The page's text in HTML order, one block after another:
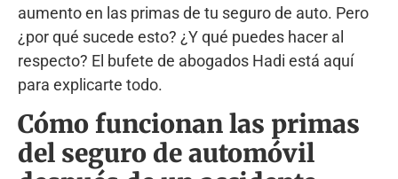
aumento en las primas de tu seguro de auto. Pero
¿por qué sucede esto? ¿Y qué puedes hacer al
respecto? El bufete de abogados Hadi está aquí
para explicarte todo.
Cómo funcionan las primas
del seguro de automóvil